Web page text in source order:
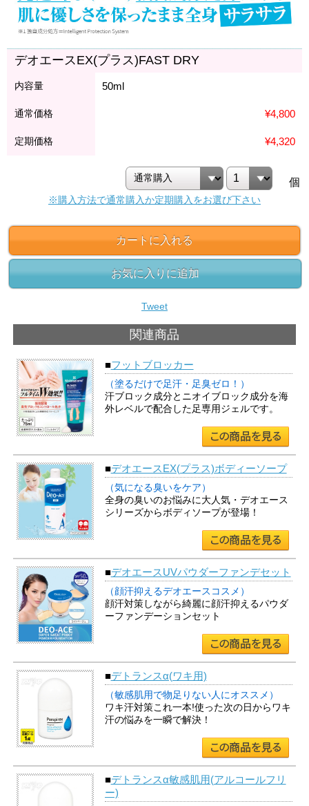
デオエースEX(プラス)FAST DRY
内容量 50ml
通常価格 ¥4,800
定期価格 ¥4,320
個
※購入方法で通常購入か定期購入をお選び下さい
カートに入れる
お気に入りに追加
Tweet
関連商品
■フットブロッカー
（塗るだけで足汗・足臭ゼロ！）
汗ブロック成分とニオイブロック成分を海
外レベルで配合した足専用ジェルです。
■デオエースEX(プラス)ボディーソープ
（気になる臭いをケア）
全身の臭いのお悩みに大人気・デオエース
シリーズからボディソープが登場！
■デオエースUVパウダーファンデセット
（顔汗抑えるデオエースコスメ）
顔汗対策しながら綺麗に顔汗抑えるパウダ
ーファンデーションセット
■デトランスα(ワキ用)
（敏感肌用で物足りない人にオススメ）
ワキ汗対策これ一本!使った次の日からワキ
汗の悩みを一瞬で解決！
■デトランスα敏感肌用(アルコールフリ
ー)